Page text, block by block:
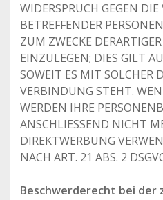
WIDERSPRUCH GEGEN
BETREFFENDER
ZUM ZWECKE
EINZULEGEN; DIES GILT
SOWEIT ES MIT SOLCHER
VERBINDUNG STEHT.
WERDEN IHRE
ANSCHLIESSEND NICHT
DIREKTWERBUNG
NACH ART. 21 ABS. 2
Beschwerderecht bei der